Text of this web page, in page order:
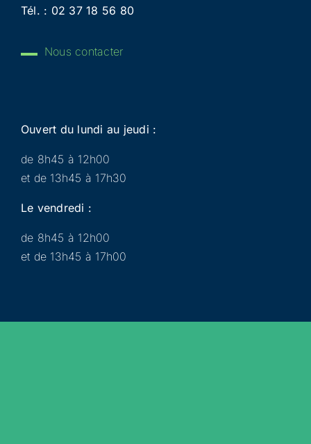
Tél. : 02 37 18 56 80
Nous contacter
Ouvert du lundi au jeudi :
de 8h45 à 12h00
et de 13h45 à 17h30
Le vendredi :
de 8h45 à 12h00
et de 13h45 à 17h00